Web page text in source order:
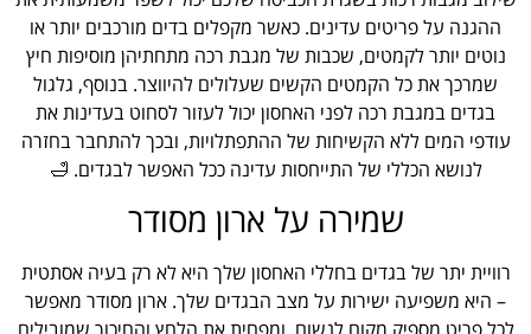
ההגנה על פריטים עדינים. כאשר מקפלים בדים מורכבים יותר או
נוטים יותר לקמטים, שכבות של מגבת רכה מתחתיהן מוסיפות חיץ
שמרכך את כל הקמטים הקשים שעלולים להיווצר. בנוסף, גלגול
בגדים במגבת רכה לפני האחסון יכול לעזור לסחוט בעדינות את
עודפי המים ללא הקשיחות של ההתפתלויות, ובכך להתחבר בחזרה
לנושא הכללי של התייחסות עדינה ככל האפשר לבגדים. 🛁
שמירה על ארון מסודר
רוויית יתר של בגדים בחללי האחסון שלך היא לא רק בעיה אסתטית
– היא משפיעה ישירות על מצב הבגדים שלך. ארון מסודר מאפשר